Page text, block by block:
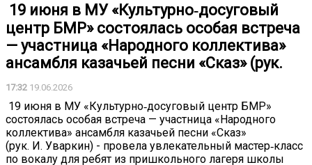
️ 19 июня в МУ «Культурно‑досуговый
центр БМР» состоялась особая встреча
— участница «Народного коллектива»
ансамбля казачьей песни «Сказ» (рук.
17:32 19.06.2026
️ 19 июня в МУ «Культурно‑досуговый центр БМР»
состоялась особая встреча — участница «Народного
коллектива» ансамбля казачьей песни «Сказ»
(рук. И. Уваркин) - провела увлекательный мастер‑класс
по вокалу для ребят из пришкольного лагеря школы